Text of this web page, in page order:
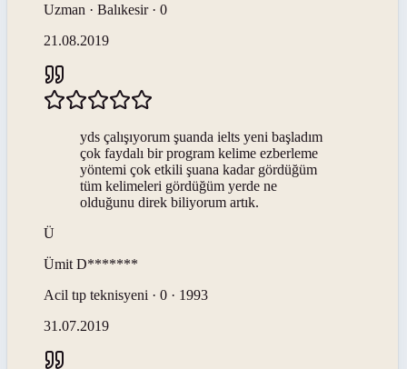
Uzman · Balıkesir · 0
21.08.2019
yds çalışıyorum şuanda ielts yeni başladım
çok faydalı bir program kelime ezberleme
yöntemi çok etkili şuana kadar gördüğüm
tüm kelimeleri gördüğüm yerde ne
olduğunu direk biliyorum artık.
Ü
Ümit D*******
Acil tıp teknisyeni · 0 · 1993
31.07.2019